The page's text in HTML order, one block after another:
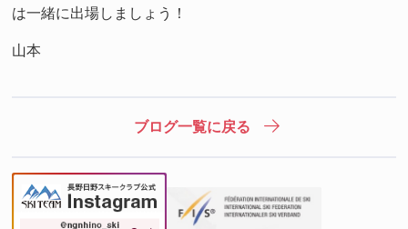
は一緒に出場しましょう！
山本
ブログ一覧に戻る